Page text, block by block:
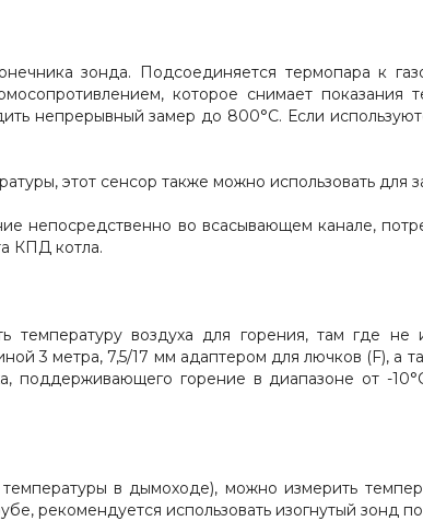
зонда. Подсоединяется термопара к
которое снимает показания
непрерывный замер до 800°С. Если
этот сенсор также можно использовать для
непосредственно во всасывающем канале,
КПД котла.
воздуха для горения, там где не
3 метра, 7,5/17 мм адаптером для лючков (F), а
поддерживающего горение в диапазоне от -
в дымоходе), можно измерить
рекомендуется использовать изогнутый зонд